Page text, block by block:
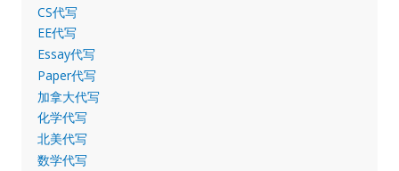
CS代写
EE代写
Essay代写
Paper代写
加拿大代写
化学代写
北美代写
数学代写